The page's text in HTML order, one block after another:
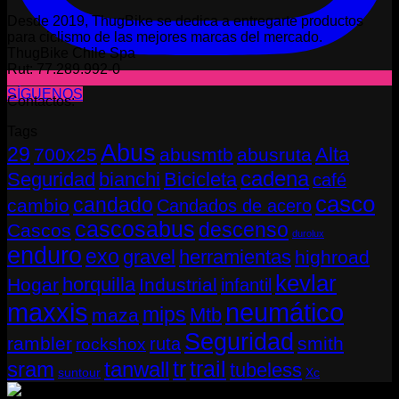
SÍGUENOS
Desde 2019, ThugBike se dedica a entregarte productos
para ciclismo de las mejores marcas del mercado.
ThugBike Chile Spa
Rut: 77.289.992-0
Contactos:
29 700x25 Abus abusmtb abusrutaAlta
Seguridad bianchi Bicicleta cadenacafé
cambio candado Candados de acero casco
Cascos cascosabus descenso durolux
enduro exo gravel herramientas highroad
Hogar horquilla Industrial infantil kevlar
maxxis maza mips Mtb neumático
rambler rockshox ruta Seguridad smith
sram suntour tanwalltrtrail tubeless Xc